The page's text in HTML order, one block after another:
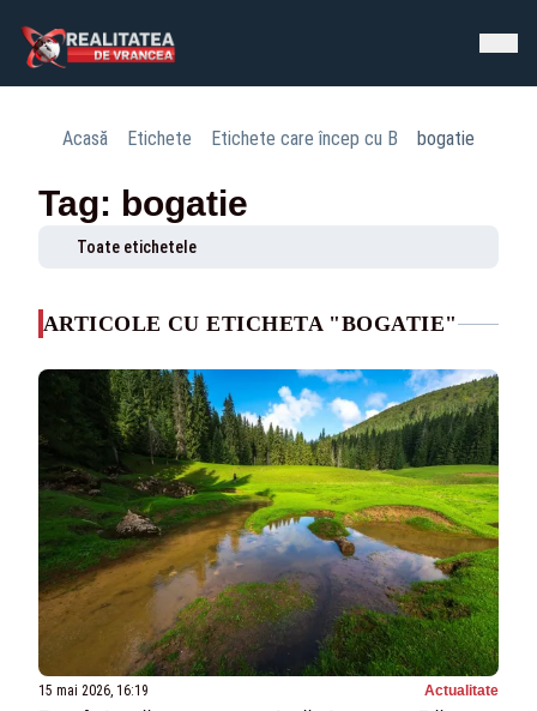
Acasă Etichete Etichete care încep cu B bogatie
Tag: bogatie
Toate etichetele
ARTICOLE CU ETICHETA "BOGATIE"
15 mai 2026, 16:19 Actualitate